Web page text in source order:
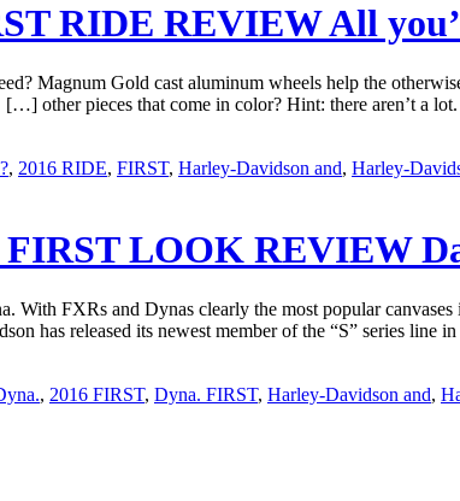
Magnum Gold cast aluminum wheels help the
other pieces that come in color? Hint: there aren’t a
, 2016 RIDE, FIRST, Harley-Davidson and, Harley-
FXRs and Dynas clearly the most popular canvases
has released its newest member of the “S” series line
, 2016 FIRST, Dyna. FIRST, Harley-Davidson and,